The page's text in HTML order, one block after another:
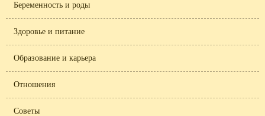
Беременность и роды
Здоровье и питание
Образование и карьера
Отношения
Советы